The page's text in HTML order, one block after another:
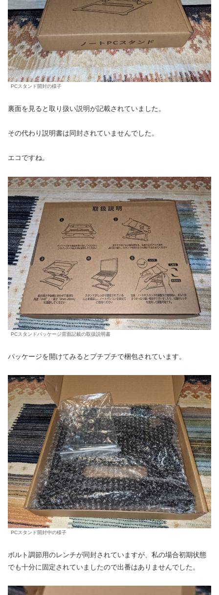
PCスタンド開封の様子
裏面を見ると取り扱い説明が記載されていました。
その代わり説明書は同封されていませんでした。
エコですね。
PCスタンドパッケージ背面記載の取扱説明書
パッケージを開けてみるとプチプチで梱包されています。
PCスタンド開封中の様子
ボルト調節用のレンチが同封されていますが、私の場合初期状態
でも十分に固定されていましたので出番はありませんでした。